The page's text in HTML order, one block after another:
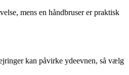
mens en håndbruser er praktisk
kan påvirke ydeevnen, så vælg